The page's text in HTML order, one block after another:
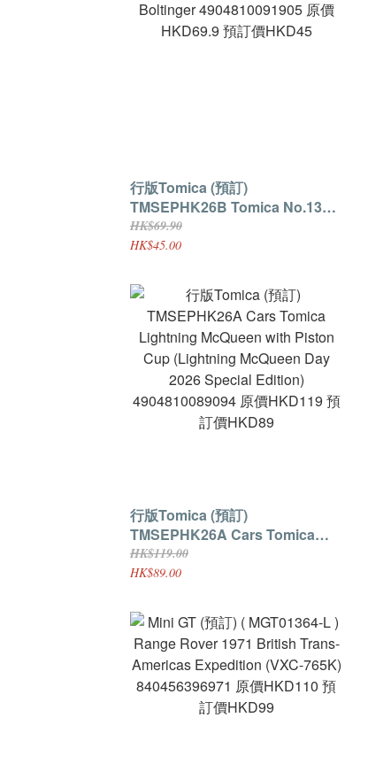
行版Tomica (預訂)
TMSEPHK26B Tomica No.136
Boltinger 4904810091905 原價
HKD69.9 預訂價HKD45
HK$69.90
HK$45.00
行版Tomica (預訂)
TMSEPHK26A Cars Tomica
Lightning McQueen with Piston
Cup (Lightning McQueen Day
4904810089094 原價HKD119 預
訂價HKD89
HK$119.00
HK$89.00